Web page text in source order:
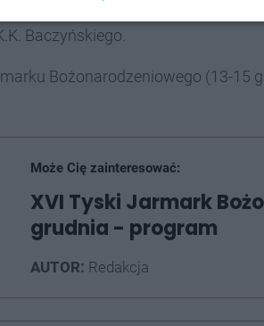
o godzinie 16 podczas
Baczyńskiego.
Bożonarodzeniowego (13-15
Może Cię zainteresować:
XVI Tyski Jarmark
grudnia - program
AUTOR: Redakcja